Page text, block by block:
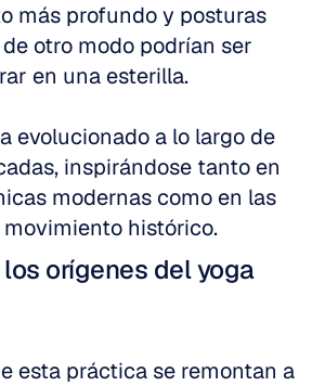
más profundo y posturas
otro modo podrían ser
en una esterilla.
evolucionado a lo largo de
inspirándose tanto en
modernas como en las
histórico.
orígenes del yoga
esta práctica se remontan a